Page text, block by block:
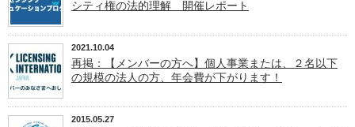
シティ権の法的理解 開催レポート
2021.10.04
再掲：【メンバーの方へ】個人事業または、２名以下
の規模の法人の方、年会費が下がります！
2015.05.27